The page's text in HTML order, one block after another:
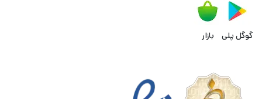
گوگل پلی بازار